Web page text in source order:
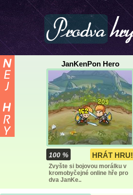
JanKenPon Hero
100 % HRÁT HRU!
Zvyšte si bojovou morálku v
kromobyčejné online hře pro
dva JanKe..